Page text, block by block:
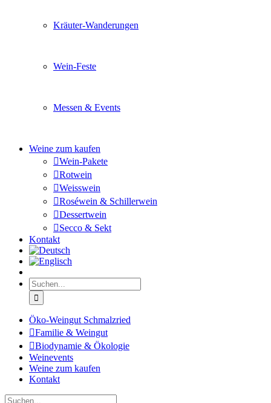
Kräuter-Wanderungen
Wein-Feste
Messen & Events
Weine zum kaufen
Wein-Pakete
Rotwein
Weisswein
Roséwein & Schillerwein
Dessertwein
Secco & Sekt
Kontakt
Suche
nach:
Öko-Weingut Schmalzried
Familie & Weingut
Biodynamie & Ökologie
Weinevents
Weine zum kaufen
Kontakt
Suche